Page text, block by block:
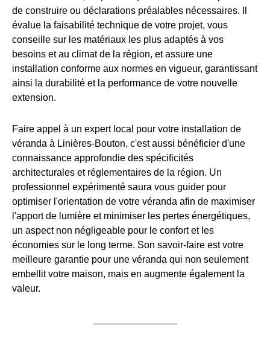
de construire ou déclarations préalables nécessaires. Il
évalue la faisabilité technique de votre projet, vous
conseille sur les matériaux les plus adaptés à vos
besoins et au climat de la région, et assure une
installation conforme aux normes en vigueur, garantissant
ainsi la durabilité et la performance de votre nouvelle
extension.
Faire appel à un expert local pour votre installation de
véranda à Linières-Bouton, c'est aussi bénéficier d'une
connaissance approfondie des spécificités
architecturales et réglementaires de la région. Un
professionnel expérimenté saura vous guider pour
optimiser l'orientation de votre véranda afin de maximiser
l'apport de lumière et minimiser les pertes énergétiques,
un aspect non négligeable pour le confort et les
économies sur le long terme. Son savoir-faire est votre
meilleure garantie pour une véranda qui non seulement
embellit votre maison, mais en augmente également la
valeur.